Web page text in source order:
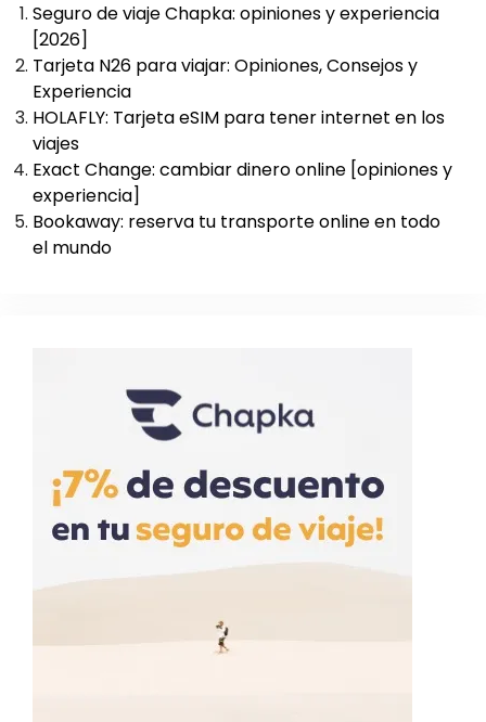
Seguro de viaje Chapka: opiniones y experiencia
[2026]
Tarjeta N26 para viajar: Opiniones, Consejos y
Experiencia
HOLAFLY: Tarjeta eSIM para tener internet en los
viajes
Exact Change: cambiar dinero online [opiniones y
experiencia]
Bookaway: reserva tu transporte online en todo
el mundo